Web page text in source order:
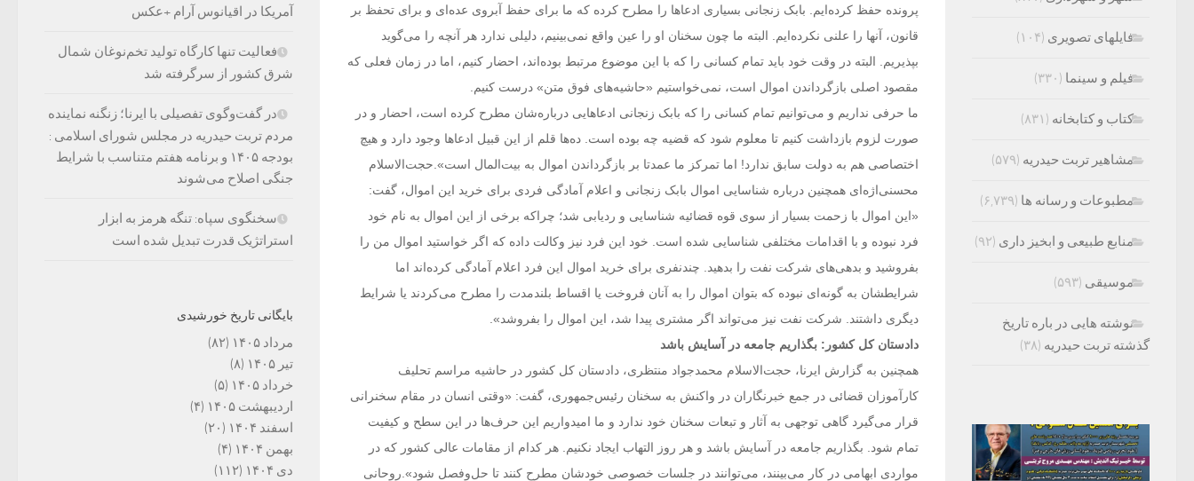
پرونده حفظ کرده‌ایم. بابک زنجانی بسیاری ادعاها را مطرح کرده که ما برای حفظ آبروی عده‌ای و برای تحفظ بر
قانون، آنها را علنی نکرده‌ایم. البته ما چون سخنان او را عین واقع نمی‌بینیم، دلیلی ندارد هر آنچه را می‌گوید
بپذیریم. البته در وقت خود باید تمام کسانی را که با این موضوع مرتبط بوده‌اند، احضار کنیم، اما در زمان فعلی که
مقصود اصلی بازگرداندن اموال است، نمی‌خواستیم «حاشیه‌های فوق متن» درست کنیم.
ما حرفی نداریم و می‌توانیم تمام کسانی را که بابک زنجانی ادعاهایی درباره‌شان مطرح کرده است، احضار و در
صورت لزوم بازداشت ‌کنیم تا معلوم شود که قضیه چه بوده است. ده‌ها قلم از این قبیل ادعاها وجود دارد و هیچ
اختصاصی هم به دولت سابق ندارد! اما تمرکز ما عمدتا بر بازگرداندن اموال به بیت‌المال است».حجت‌الاسلام
محسنی‌اژه‌ای همچنین درباره شناسایی اموال بابک زنجانی و اعلام آمادگی فردی برای خرید این اموال، گفت:
«این اموال با زحمت بسیار از سوی قوه قضائیه شناسایی و ردیابی شد؛ چراکه برخی از این اموال به نام خود
فرد نبوده و با اقدامات مختلفی شناسایی شده است. خود این فرد نیز وکالت داده که اگر خواستید اموال من را
بفروشید و بدهی‌های شرکت نفت را بدهید. چندنفری برای خرید اموال این فرد اعلام آمادگی کرده‌اند اما
شرایطشان به گونه‌ای نبوده که بتوان اموال را به آنان فروخت یا اقساط بلندمدت را مطرح می‌کردند یا شرایط
دیگری داشتند. شرکت نفت نیز می‌تواند اگر مشتری پیدا شد، این اموال را بفروشد».
دادستان کل کشور: بگذاریم جامعه در آسایش باشد
همچنین به گزارش ایرنا، حجت‌الاسلام محمدجواد منتظری، دادستان کل کشور در حاشیه مراسم تحلیف
کارآموزان قضائی در جمع خبرنگاران در واکنش به سخنان رئیس‌جمهوری، گفت: «وقتی انسان در مقام سخنرانی
قرار می‌گیرد گاهی توجهی به آثار و تبعات سخنان خود ندارد و ما امیدواریم این حرف‌ها در این سطح و کیفیت
تمام شود. بگذاریم جامعه در آسایش باشد و هر روز التهاب ایجاد نکنیم. هر کدام از مقامات عالی کشور که در
مواردی ابهامی در کار می‌بینند، می‌توانند در جلسات خصوصی خودشان مطرح کنند تا حل‌وفصل شود».روحانی
آمریکا در اقیانوس آرام +عکس
فعالیت تنها کارگاه تولید تخم‌نوغان شمال
شرق کشور از سرگرفته شد
در گفت‌وگوی تفصیلی با ایرنا؛ زنگنه نماینده
مردم تربت حیدریه در مجلس شورای اسلامی :
بودجه ۱۴۰۵ و برنامه هفتم متناسب با شرایط
جنگی اصلاح می‌شوند
سخنگوی سپاه: تنگه هرمز به ابزار
استراتژیک قدرت تبدیل شده است
بایگانی تاریخ خورشیدی
مرداد ۱۴۰۵
(۸۲)
تیر ۱۴۰۵
(۸)
خرداد ۱۴۰۵
(۵)
اردیبهشت ۱۴۰۵
(۴)
اسفند ۱۴۰۴
(۲۰)
بهمن ۱۴۰۴
(۴)
دی ۱۴۰۴
(۱۱۲)
فایلهای تصویری (۱۰۴)
فیلم و سینما (۳۳۰)
کتاب و کتابخانه (۸۳۱)
مشاهیر تربت حیدریه (۵۷۹)
مطبوعات و رسانه ها (۶,۷۳۹)
منابع طبیعی و ابخیز داری (۹۲)
موسیقی (۵۹۳)
نوشته هایی در باره تاریخ
گذشته تربت حیدریه (۳۸)